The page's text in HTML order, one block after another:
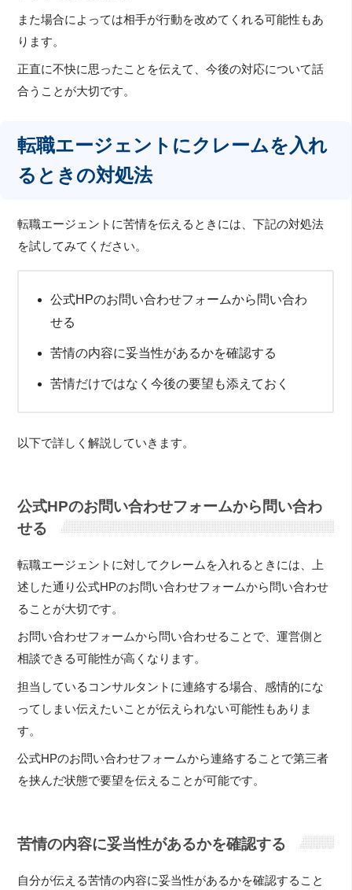
また場合によっては相手が行動を改めてくれる可能性もあ
ります。
正直に不快に思ったことを伝えて、今後の対応について話
合うことが大切です。
転職エージェントにクレームを入れ
るときの対処法
転職エージェントに苦情を伝えるときには、下記の対処法
を試してみてください。
公式HPのお問い合わせフォームから問い合わ
せる
苦情の内容に妥当性があるかを確認する
苦情だけではなく今後の要望も添えておく
以下で詳しく解説していきます。
公式HPのお問い合わせフォームから問い合わ
せる
転職エージェントに対してクレームを入れるときには、上
述した通り公式HPのお問い合わせフォームから問い合わせ
ることが大切です。
お問い合わせフォームから問い合わせることで、運営側と
相談できる可能性が高くなります。
担当しているコンサルタントに連絡する場合、感情的にな
ってしまい伝えたいことが伝えられない可能性もありま
す。
公式HPのお問い合わせフォームから連絡することで第三者
を挟んだ状態で要望を伝えることが可能です。
苦情の内容に妥当性があるかを確認する
自分が伝える苦情の内容に妥当性があるかを確認すること